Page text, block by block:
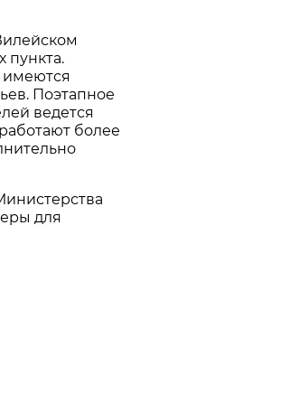
пункта.
имеются
Поэтапное
ведется
более
для